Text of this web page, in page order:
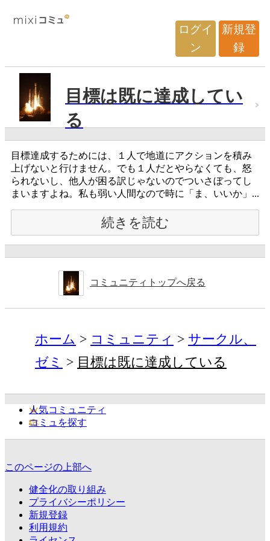
ログイ
ン
新規登
録
目標は既に達成してい
る
目標達成するためには、１人で地道にアクションを積み
上げないと行けません。でも１人だとやらなくても、怒
られないし、他人が困る訳じゃないのでついさぼってし
まいますよね。私も弱い人間なので時に「ま、いいか」...
続きを読む
コミュニティトップへ戻る
ホーム コミュニティ
サークル、
ゼミ
目標は既に達成している
人気コミュニティ
コミュを探す
このページの上部へ
健全化の取り組み
プライバシーポリシー
新規登録
利用規約